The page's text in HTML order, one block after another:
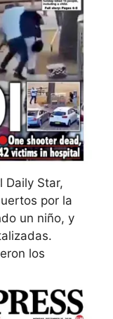
Daily Star,
por la
un niño, y
los